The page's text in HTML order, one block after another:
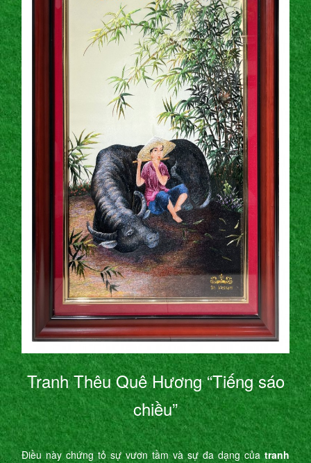
Tranh Thêu Quê Hương “Tiếng sáo
chiều”
Điều này chứng tỏ sự vươn tầm và sự đa dạng củatranh